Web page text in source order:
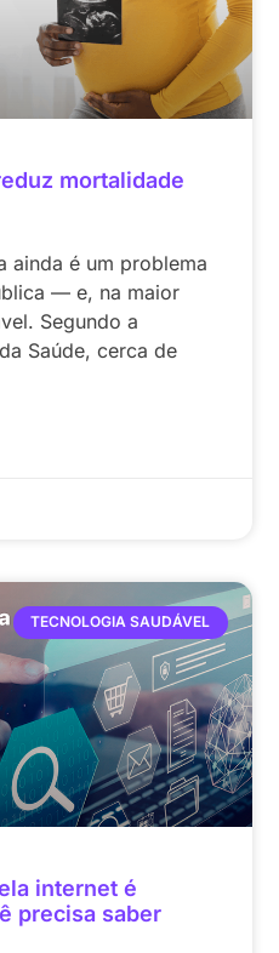
mortalidade
ainda é um problema
— e, na maior
Segundo a
Saúde, cerca de
TECNOLOGIA SAUDÁVEL
internet é
precisa saber